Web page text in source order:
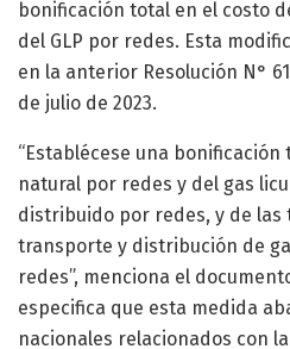
bonificación total en el costo
del GLP por redes. Esta
en la anterior Resolución N°
de julio de 2023.
“Establécese una
natural por redes y del gas
distribuido por redes, y de las
transporte y distribución de
redes”, menciona el
especifica que esta medida
nacionales relacionados con